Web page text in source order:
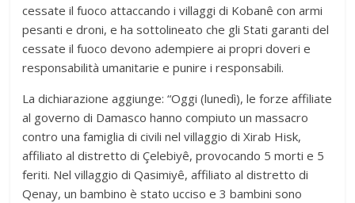
cessate il fuoco attaccando i villaggi di Kobanê con armi
pesanti e droni, e ha sottolineato che gli Stati garanti del
cessate il fuoco devono adempiere ai propri doveri e
responsabilità umanitarie e punire i responsabili.
La dichiarazione aggiunge: “Oggi (lunedì), le forze affiliate
al governo di Damasco hanno compiuto un massacro
contro una famiglia di civili nel villaggio di Xirab Hisk,
affiliato al distretto di Çelebiyê, provocando 5 morti e 5
feriti. Nel villaggio di Qasimiyê, affiliato al distretto di
Qenay, un bambino è stato ucciso e 3 bambini sono